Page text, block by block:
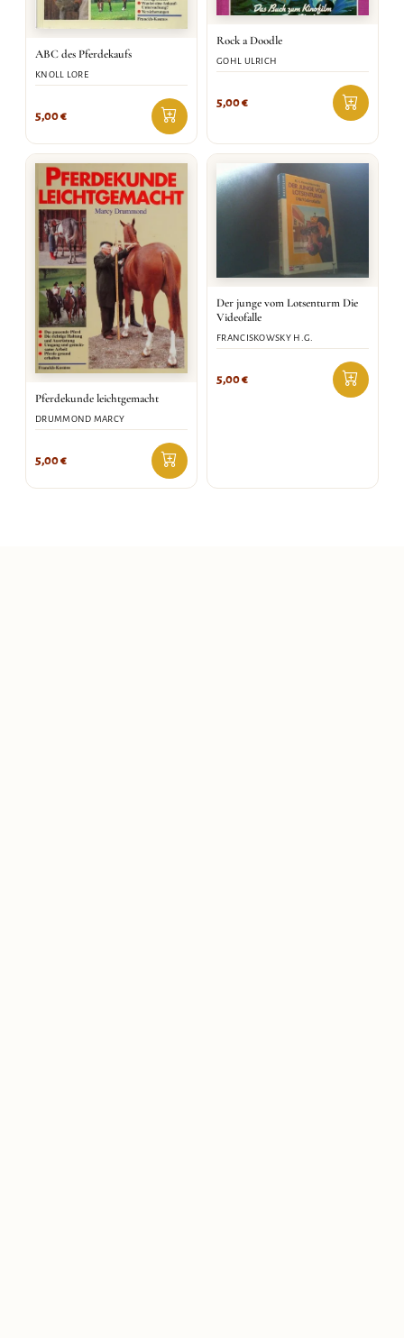
ABC des Pferdekaufs
KNOLL LORE
5,00€
Rock a Doodle
GOHL ULRICH
5,00€
Pferdekunde leichtgemacht
DRUMMOND MARCY
5,00€
Der junge vom Lotsenturm Die
Videofalle
FRANCISKOWSKY H.G.
5,00€